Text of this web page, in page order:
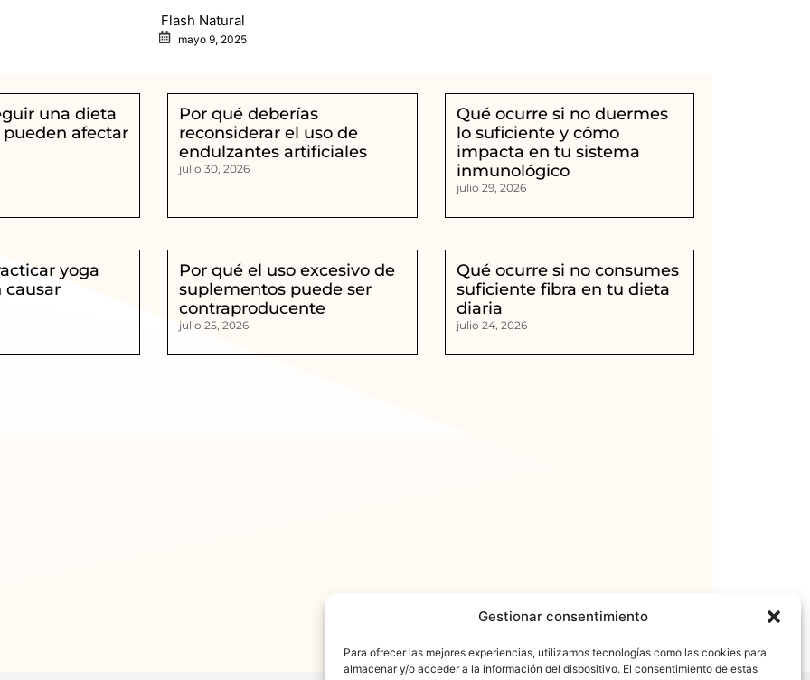
Gestionar consentimiento
Para ofrecer las mejores experiencias, utilizamos tecnologías como las cookies para
almacenar y/o acceder a la información del dispositivo. El consentimiento de estas
Flash Natural
mayo 9, 2025
una dieta
afectar
Por qué deberías
reconsiderar el uso de
endulzantes artificiales
julio 30, 2026
Qué ocurre si no duermes
lo suficiente y cómo
impacta en tu sistema
inmunológico
julio 29, 2026
yoga
causar
Por qué el uso excesivo de
suplementos puede ser
contraproducente
julio 25, 2026
Qué ocurre si no consumes
suficiente fibra en tu dieta
diaria
julio 24, 2026